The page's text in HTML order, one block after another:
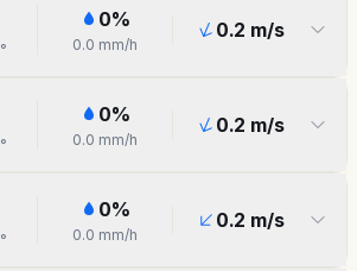
°
0%
0.0 mm/h
0.2 m/s
°
0%
0.0 mm/h
0.2 m/s
°
0%
0.0 mm/h
0.2 m/s